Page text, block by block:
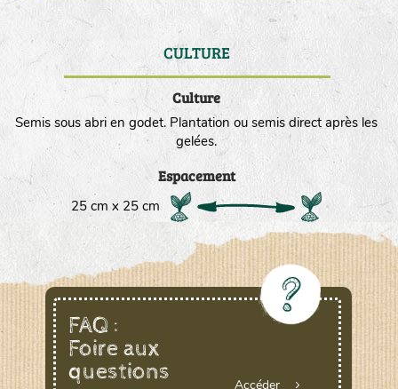
CULTURE
Culture
Semis sous abri en godet. Plantation ou semis direct après les
gelées.
Espacement
25 cm x 25 cm
FAQ :
Foire aux
questions
Accéder